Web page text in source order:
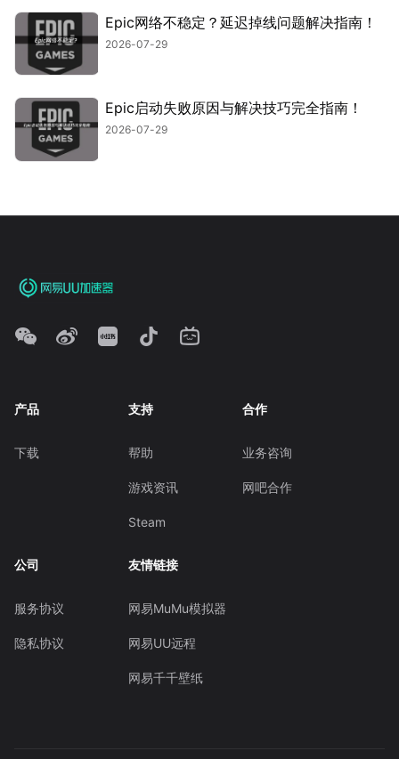
Epic网络不稳定？延迟掉线问题解决指南！
2026-07-29
Epic启动失败原因与解决技巧完全指南！
2026-07-29
产品
下载
支持
帮助
游戏资讯
Steam
合作
业务咨询
网吧合作
公司
服务协议
隐私协议
友情链接
网易MuMu模拟器
网易UU远程
网易千千壁纸